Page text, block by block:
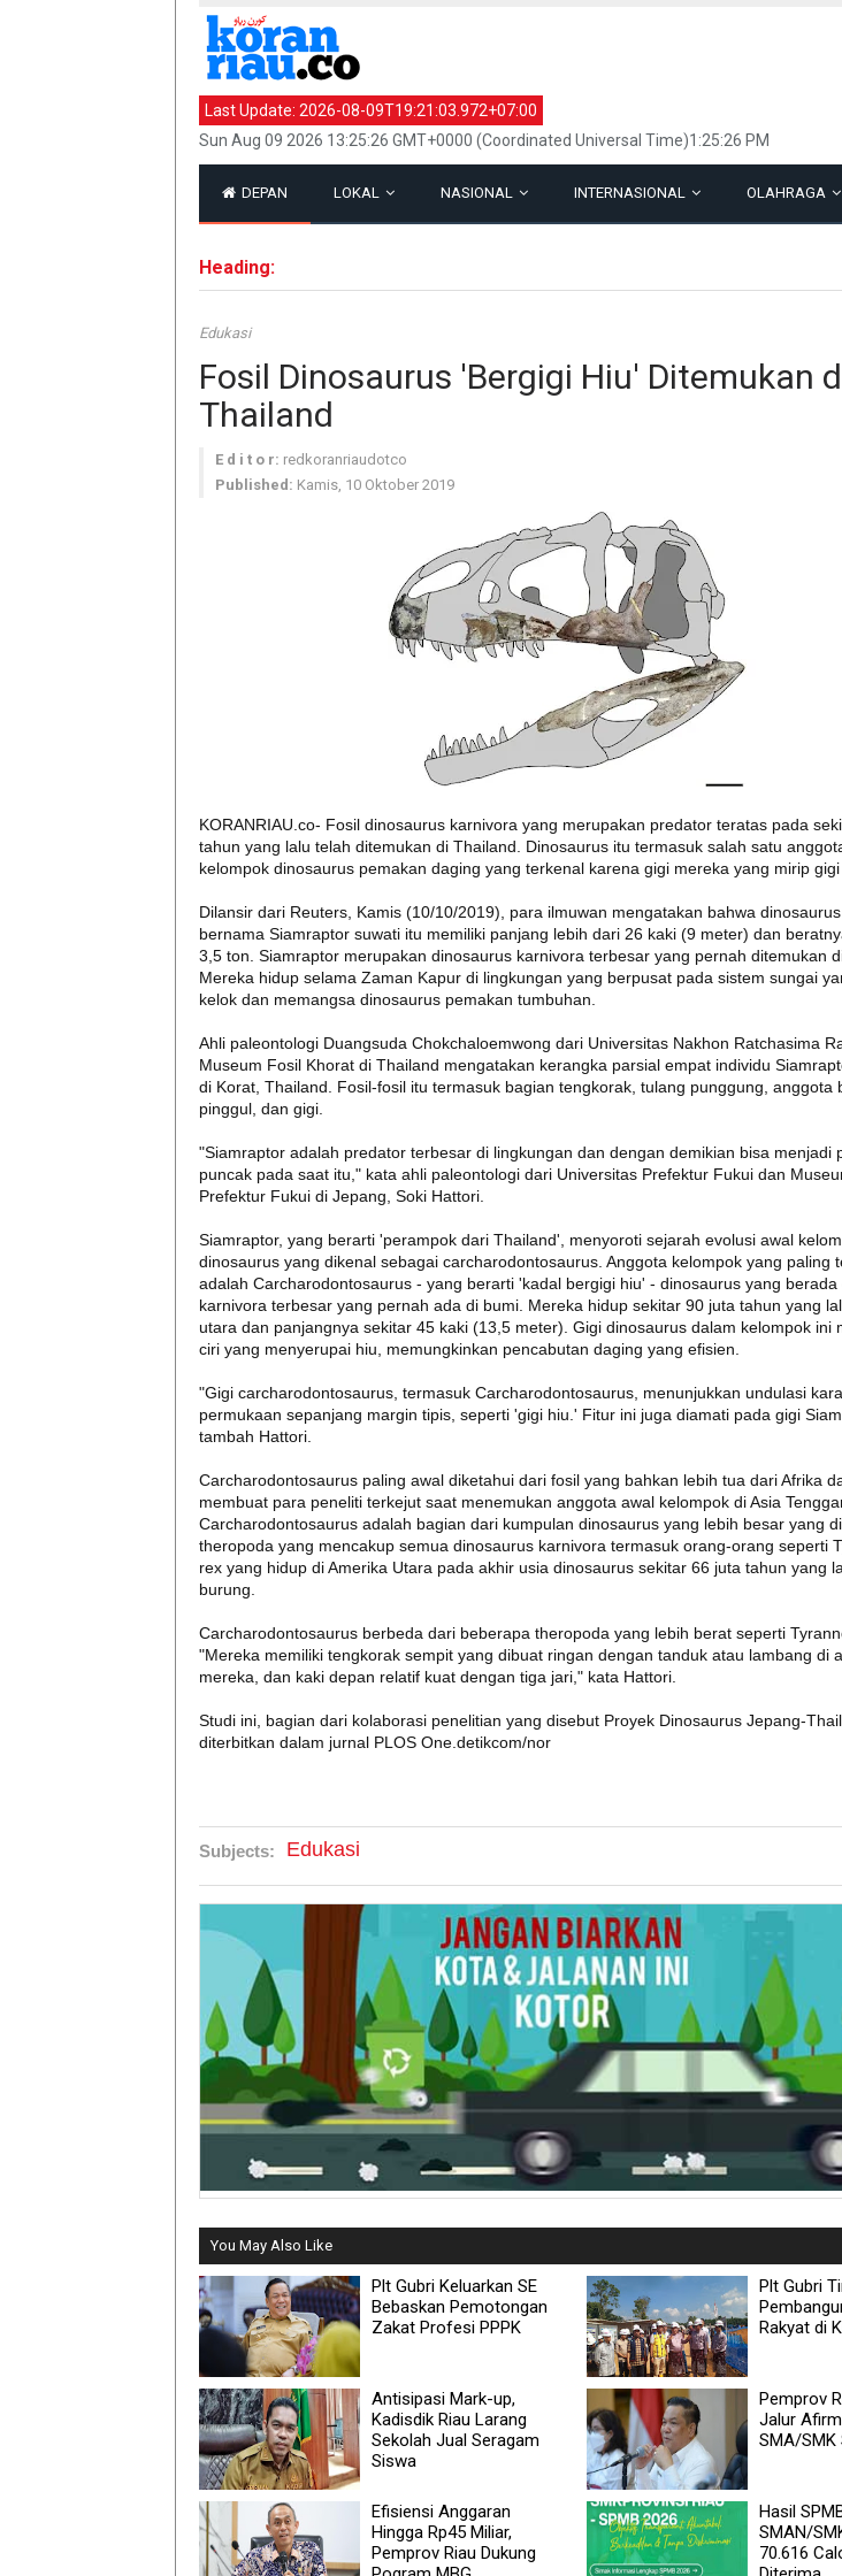
Last Update: 2026-08-09T19:21:03.972+07:00
Sun Aug 09 2026 13:25:26 GMT+0000 (Coordinated Universal Time)1:25:26 PM
DEPAN LOKAL NASIONAL INTERNASIONAL OLAHRAGA
Heading:
Edukasi
Fosil Dinosaurus 'Bergigi Hiu' Ditemukan
Thailand
E d i t o r: redkoranriaudotco
Published: Kamis, 10 Oktober 2019
KORANRIAU.co- Fosil dinosaurus karnivora yang merupakan predator teratas pada
tahun yang lalu telah ditemukan di Thailand. Dinosaurus itu termasuk salah satu
kelompok dinosaurus pemakan daging yang terkenal karena gigi mereka yang mirip gigi
Dilansir dari Reuters, Kamis (10/10/2019), para ilmuwan mengatakan bahwa
bernama Siamraptor suwati itu memiliki panjang lebih dari 26 kaki (9 meter) dan
3,5 ton. Siamraptor merupakan dinosaurus karnivora terbesar yang pernah ditemukan
Mereka hidup selama Zaman Kapur di lingkungan yang berpusat pada sistem sungai
kelok dan memangsa dinosaurus pemakan tumbuhan.
Ahli paleontologi Duangsuda Chokchaloemwong dari Universitas Nakhon Ratchasima
Museum Fosil Khorat di Thailand mengatakan kerangka parsial empat individu
di Korat, Thailand. Fosil-fosil itu termasuk bagian tengkorak, tulang punggung, anggota
pinggul, dan gigi.
"Siamraptor adalah predator terbesar di lingkungan dan dengan demikian bisa menjadi
puncak pada saat itu," kata ahli paleontologi dari Universitas Prefektur Fukui dan
Prefektur Fukui di Jepang, Soki Hattori.
Siamraptor, yang berarti 'perampok dari Thailand', menyoroti sejarah evolusi awal
dinosaurus yang dikenal sebagai carcharodontosaurus. Anggota kelompok yang paling
adalah Carcharodontosaurus - yang berarti 'kadal bergigi hiu' - dinosaurus yang berada
karnivora terbesar yang pernah ada di bumi. Mereka hidup sekitar 90 juta tahun yang
utara dan panjangnya sekitar 45 kaki (13,5 meter). Gigi dinosaurus dalam kelompok ini
ciri yang menyerupai hiu, memungkinkan pencabutan daging yang efisien.
"Gigi carcharodontosaurus, termasuk Carcharodontosaurus, menunjukkan undulasi
permukaan sepanjang margin tipis, seperti 'gigi hiu.' Fitur ini juga diamati pada gigi
tambah Hattori.
Carcharodontosaurus paling awal diketahui dari fosil yang bahkan lebih tua dari Afrika
membuat para peneliti terkejut saat menemukan anggota awal kelompok di Asia
Carcharodontosaurus adalah bagian dari kumpulan dinosaurus yang lebih besar yang
theropoda yang mencakup semua dinosaurus karnivora termasuk orang-orang seperti
rex yang hidup di Amerika Utara pada akhir usia dinosaurus sekitar 66 juta tahun yang
burung.
Carcharodontosaurus berbeda dari beberapa theropoda yang lebih berat seperti
"Mereka memiliki tengkorak sempit yang dibuat ringan dengan tanduk atau lambang di
mereka, dan kaki depan relatif kuat dengan tiga jari," kata Hattori.
Studi ini, bagian dari kolaborasi penelitian yang disebut Proyek Dinosaurus Jepang-
diterbitkan dalam jurnal PLOS One.detikcom/nor
Subjects: Edukasi
You May Also Like
Plt Gubri Keluarkan SE
Bebaskan Pemotongan
Zakat Profesi PPPK
Plt Gubri
Rakyat di
Antisipasi Mark-up,
Kadisdik Riau Larang
Sekolah Jual Seragam
Siswa
Pemprov
Jalur
SMA/SMK
Efisiensi Anggaran
Hingga Rp45 Miliar,
Pemprov Riau Dukung
Hasil
SMAN/
70.616